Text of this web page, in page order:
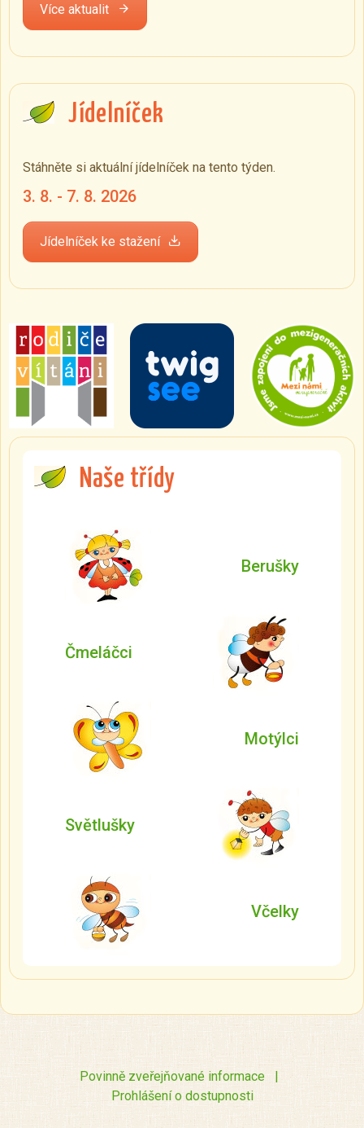
Více aktualit
Jídelníček
Stáhněte si aktuální jídelníček na tento týden.
3. 8. - 7. 8. 2026
Jídelníček ke stažení
Naše třídy
Berušky
Čmeláčci
Motýlci
Světlušky
Včelky
Povinně zveřejňované informace|
Prohlášení o dostupnosti